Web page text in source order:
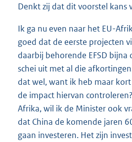
Denkt zij dat dit voorstel kans
Ik ga nu even naar het EU-
goed dat de eerste projecten
daarbij behorende EFSD bijna
schei uit met al die
dat wel, want ik heb maar
de impact hiervan
Afrika, wil ik de Minister ook
dat China de komende jaren
gaan investeren. Het zijn